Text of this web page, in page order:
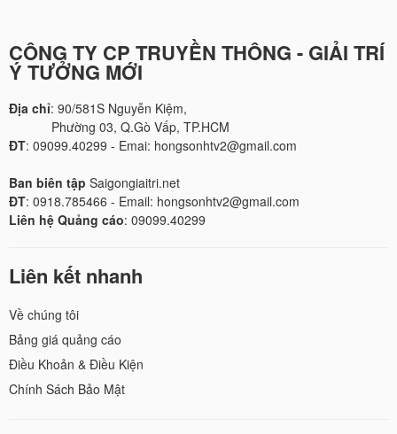
CÔNG TY CP TRUYỀN THÔNG - GIẢI TRÍ
Ý TƯỞNG MỚI
Địa chỉ: 90/581S Nguyễn Kiệm,
Phường 03, Q.Gò Vấp, TP.HCM
ĐT: 09099.40299 - Emai: hongsonhtv2@gmail.com
Ban biên tập Saigongiaitri.net
ĐT: 0918.785466 - Email: hongsonhtv2@gmail.com
Liên hệ Quảng cáo: 09099.40299
Liên kết nhanh
Về chúng tôi
Bảng giá quảng cáo
Điều Khoản & Điều Kiện
Chính Sách Bảo Mật